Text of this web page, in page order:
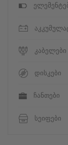
დისკები
ჩანთები
სეიფები